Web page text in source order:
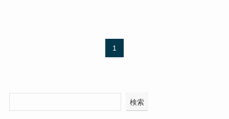
1
検索